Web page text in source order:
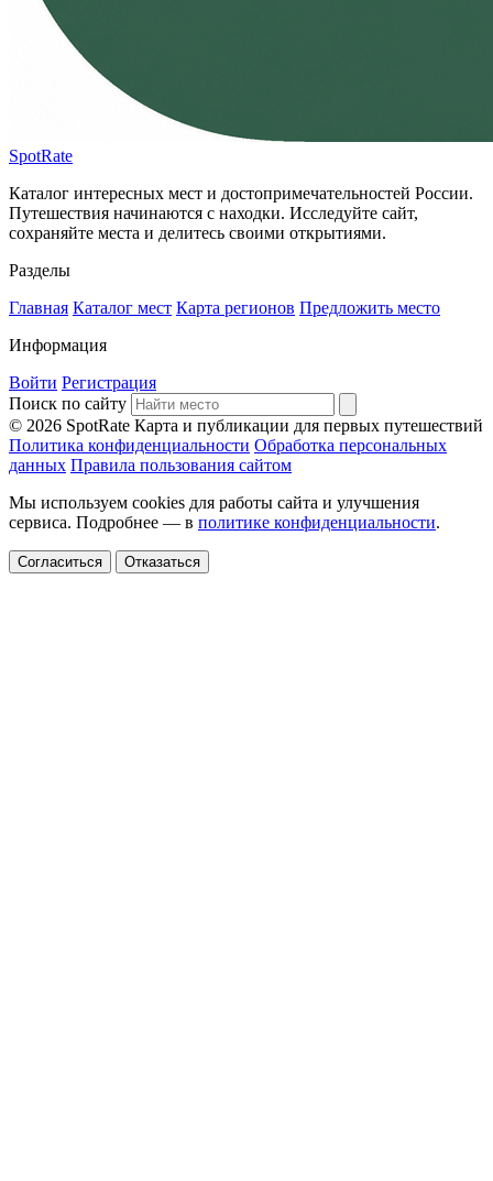
SpotRate
Каталог интересных мест и достопримечательностей России.
Путешествия начинаются с находки. Исследуйте сайт,
сохраняйте места и делитесь своими открытиями.
Разделы
Главная Каталог мест Карта регионов Предложить место
Информация
Войти Регистрация
Поиск по сайту
© 2026 SpotRate Карта и публикации для первых путешествий
Политика конфиденциальности Обработка персональных
данных Правила пользования сайтом
Мы используем cookies для работы сайта и улучшения
сервиса. Подробнее — в политике конфиденциальности.
Согласиться Отказаться